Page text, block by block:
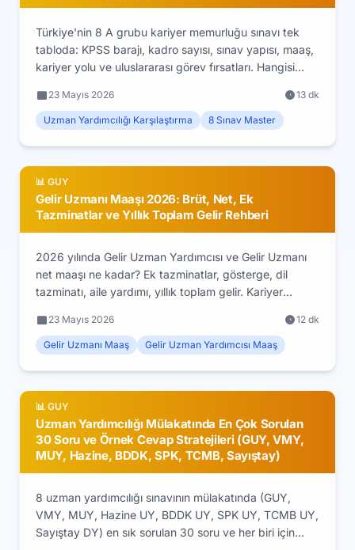
Türkiye'nin 8 A grubu kariyer memurluğu sınavı tek
tabloda: KPSS barajı, kadro sayısı, sınav yapısı, maaş,
kariyer yolu ve uluslararası görev fırsatları. Hangisi
karşılaştırma rehberi.
23 Mayıs 2026 13 dk
Uzman Yardımcılığı Karşılaştırma 8 Sınav Master
📊 GUY
Gelir Uzmanı Maaşı 2026: Brüt, Net, Ek
Tazminatlar ve Yıllık Toplam Gelir Rehberi
2026 yılında Gelir Uzman Yardımcısı ve Gelir Uzmanı
net maaşı ne kadar? Ek tazminatlar, gösterge, dil
tazminatı, aile yardımı, yıllık toplam gelir. Kariyer
23 Mayıs 2026 12 dk
Gelir Uzmanı Maaş Gelir Uzman Yardımcısı Maaş
📊 GUY
Uzman Yardımcılığı Mülakatında En Çok Sorulan
30 Soru ve Örnek Cevap Stratejileri (GUY, VMY,
MUY, Hazine, BDDK, SPK, TCMB, Sayıştay)
8 uzman yardımcılığı sınavının mülakatında (GUY,
VMY, MUY, Hazine UY, BDDK UY, SPK UY, TCMB UY,
Sayıştay DY) en sık sorulan 30 soru ve her biri için